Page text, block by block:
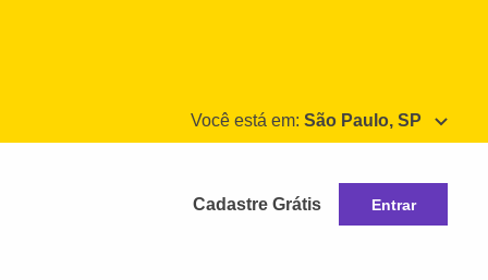
Você está em: São Paulo, SP
Cadastre Grátis Entrar